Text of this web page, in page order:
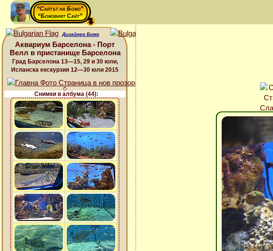
“Сайтът на Божо”
“Божовият Сайт”
Дизайнер Божо
Аквариум Барселона - Порт
Велл в пристанище Барселона
Град Барселона 13—15, 29 и 30 юли,
Испанска екскурзия 12—30 юли 2015
Снимки в албума (44):